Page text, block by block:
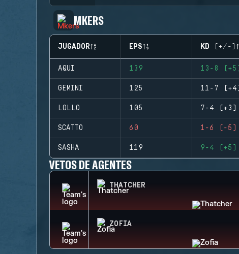
MKERS
JUGADOR EPS KD (+/-)
AQUI 139 13-8 (+5)
GEMINI 125 11-7 (+4)
LOLLO 105 7-4 (+3)
SCATTO 60 1-6 (-5)
SASHA 119 9-4 (+5)
VETOS DE AGENTES
THATCHER
ZOFIA